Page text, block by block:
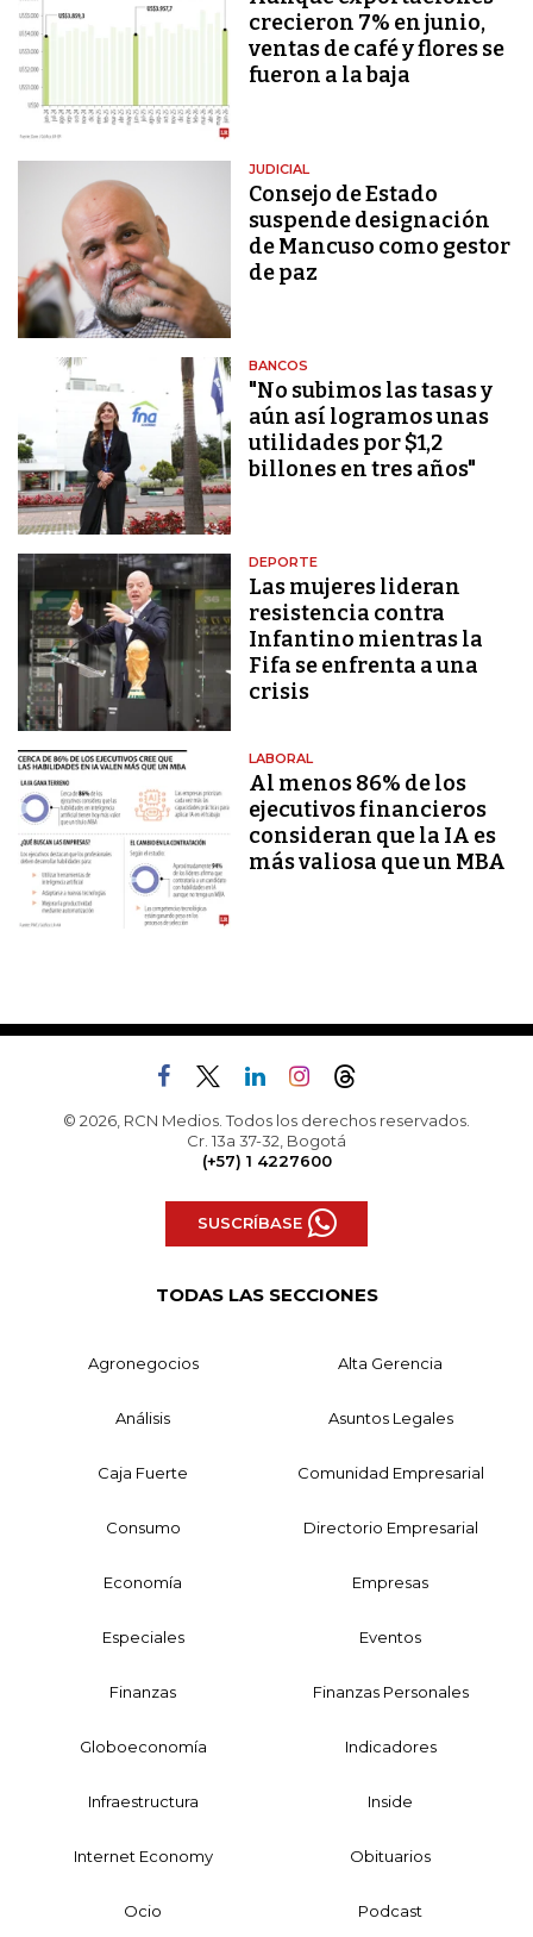
crecieron 7% en junio,
ventas de café y flores se
fueron a la baja
JUDICIAL
Consejo de Estado
suspende designación
de Mancuso como gestor
de paz
BANCOS
"No subimos las tasas y
aún así logramos unas
utilidades por $1,2
billones en tres años"
DEPORTE
Las mujeres lideran
resistencia contra
Infantino mientras la
Fifa se enfrenta a una
crisis
LABORAL
Al menos 86% de los
ejecutivos financieros
consideran que la IA es
más valiosa que un MBA
© 2026, RCN Medios. Todos los derechos reservados.
Cr. 13a 37-32, Bogotá
(+57) 1 4227600
SUSCRÍBASE
TODAS LAS SECCIONES
Agronegocios Alta Gerencia
Análisis Asuntos Legales
Caja Fuerte Comunidad Empresarial
Consumo Directorio Empresarial
Economía Empresas
Especiales Eventos
Finanzas Finanzas Personales
Globoeconomía Indicadores
Infraestructura Inside
Internet Economy Obituarios
Ocio Podcast